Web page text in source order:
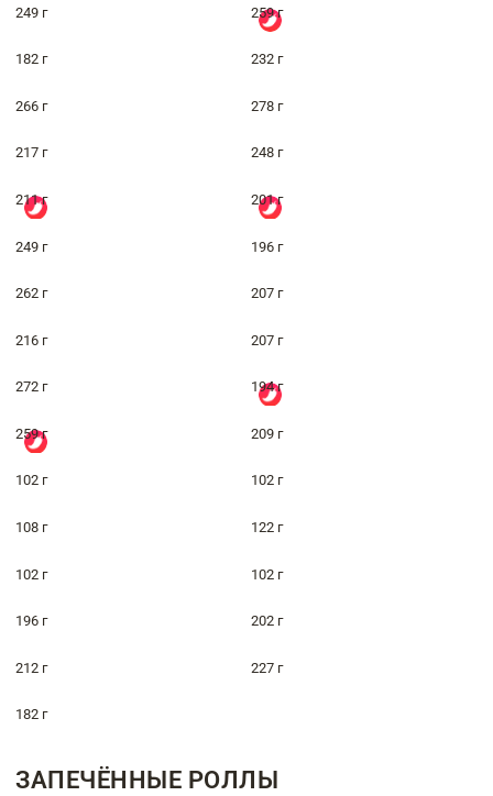
249 г 259 г
182 г 232 г
266 г 278 г
217 г 248 г
211 г 201 г
249 г 196 г
262 г 207 г
216 г 207 г
272 г 194 г
259 г 209 г
102 г 102 г
108 г 122 г
102 г 102 г
196 г 202 г
212 г 227 г
182 г
ЗАПЕЧЁННЫЕ РОЛЛЫ